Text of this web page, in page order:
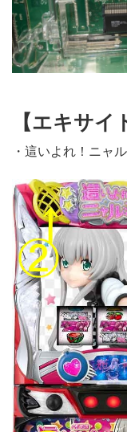
【エキサイ
・這いよれ！ニャ